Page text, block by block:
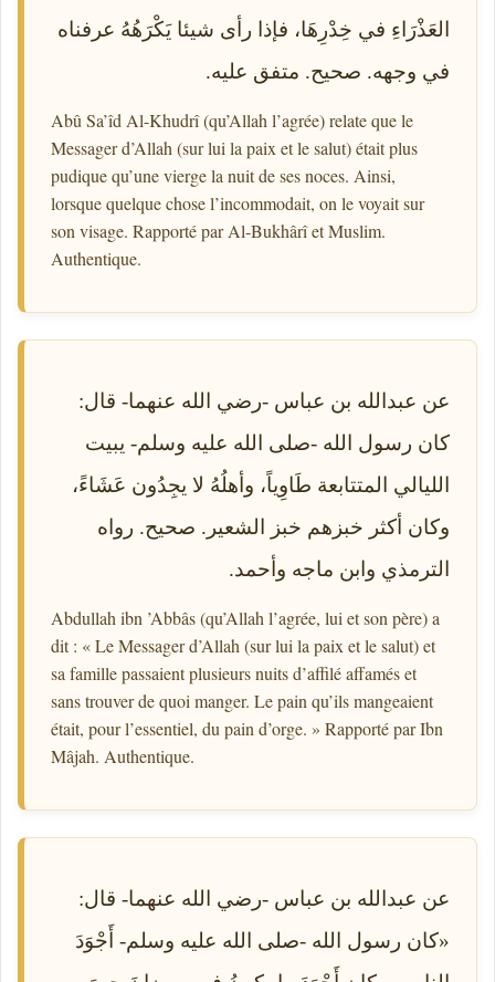
العَذْرَاءِ في خِدْرِهَا، فإذا رأى شيئا يَكْرَهُهُ عرفناه
في وجهه. صحيح. متفق عليه.
Abû Sa’îd Al-Khudrî (qu’Allah l’agrée) relate que le
Messager d’Allah (sur lui la paix et le salut) était plus
pudique qu’une vierge la nuit de ses noces. Ainsi,
lorsque quelque chose l’incommodait, on le voyait sur
son visage. Rapporté par Al-Bukhârî et Muslim.
Authentique.
عن عبدالله بن عباس -رضي الله عنهما- قال:
كان رسول الله -صلى الله عليه وسلم- يبيت
الليالي المتتابعة طَاوِياً، وأهلُهُ لا يجِدُون عَشَاءً،
وكان أكثر خبزهم خبز الشعير. صحيح. رواه
الترمذي وابن ماجه وأحمد.
Abdullah ibn ’Abbâs (qu’Allah l’agrée, lui et son père) a
dit : « Le Messager d’Allah (sur lui la paix et le salut) et
sa famille passaient plusieurs nuits d’affilé affamés et
sans trouver de quoi manger. Le pain qu’ils mangeaient
était, pour l’essentiel, du pain d’orge. » Rapporté par Ibn
Mâjah. Authentique.
عن عبدالله بن عباس -رضي الله عنهما- قال:
«كان رسول الله -صلى الله عليه وسلم- أَجْوَدَ